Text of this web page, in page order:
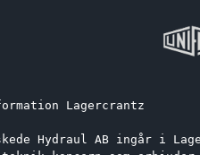
Lagercrantz
Hydraul AB ingår i